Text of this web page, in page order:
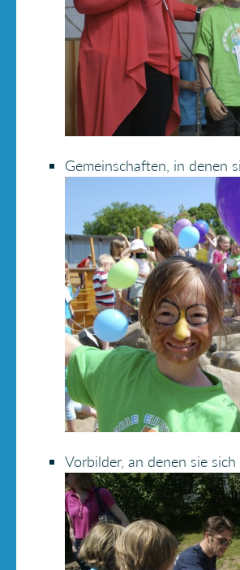
Gemeinschaften, in denen
Vorbilder, an denen sie